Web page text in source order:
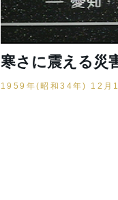
寒さに震える災
1959年(昭和34年) 12月